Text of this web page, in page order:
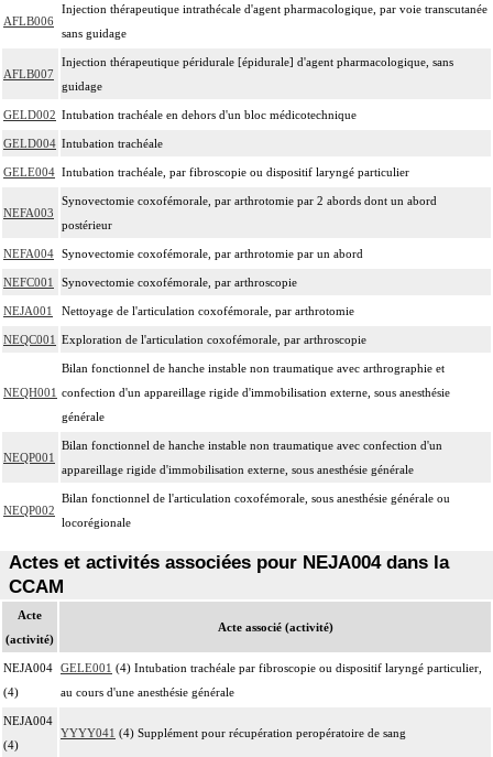
AFLB006
Injection thérapeutique intrathécale d'agent pharmacologique, par voie transcutanée
sans guidage
AFLB007
Injection thérapeutique péridurale [épidurale] d'agent pharmacologique, sans
guidage
GELD002 Intubation trachéale en dehors d'un bloc médicotechnique
GELD004 Intubation trachéale
GELE004 Intubation trachéale, par fibroscopie ou dispositif laryngé particulier
NEFA003
Synovectomie coxofémorale, par arthrotomie par 2 abords dont un abord
postérieur
NEFA004 Synovectomie coxofémorale, par arthrotomie par un abord
NEFC001 Synovectomie coxofémorale, par arthroscopie
NEJA001 Nettoyage de l'articulation coxofémorale, par arthrotomie
NEQC001 Exploration de l'articulation coxofémorale, par arthroscopie
NEQH001
Bilan fonctionnel de hanche instable non traumatique avec arthrographie et
confection d'un appareillage rigide d'immobilisation externe, sous anesthésie
générale
NEQP001
Bilan fonctionnel de hanche instable non traumatique avec confection d'un
appareillage rigide d'immobilisation externe, sous anesthésie générale
NEQP002
Bilan fonctionnel de l'articulation coxofémorale, sous anesthésie générale ou
locorégionale
Actes et activités associées pour NEJA004 dans la
CCAM
Acte
(activité)
Acte associé (activité)
NEJA004
(4)
GELE001 (4) Intubation trachéale par fibroscopie ou dispositif laryngé particulier,
au cours d'une anesthésie générale
NEJA004
(4)
YYYY041 (4) Supplément pour récupération peropératoire de sang